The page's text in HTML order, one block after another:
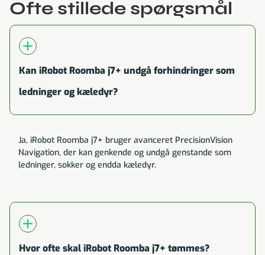
Ofte stillede spørgsmål
Kan iRobot Roomba j7+ undgå forhindringer som
ledninger og kæledyr?
Ja, iRobot Roomba j7+ bruger avanceret PrecisionVision
Navigation, der kan genkende og undgå genstande som
ledninger, sokker og endda kæledyr.
Hvor ofte skal iRobot Roomba j7+ tømmes?